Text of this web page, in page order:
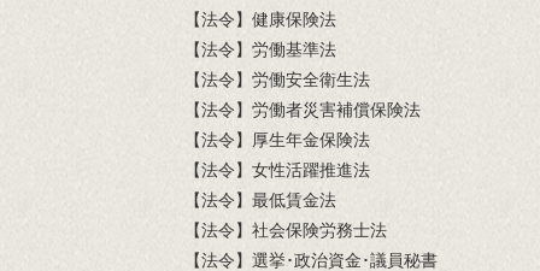
【法令】健康保険法
【法令】労働基準法
【法令】労働安全衛生法
【法令】労働者災害補償保険法
【法令】厚生年金保険法
【法令】女性活躍推進法
【法令】最低賃金法
【法令】社会保険労務士法
【法令】選挙･政治資金･議員秘書